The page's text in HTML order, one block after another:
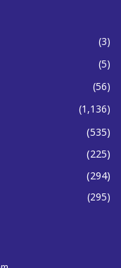
(3)
(5)
(56)
(1,136)
(535)
(225)
(294)
(295)